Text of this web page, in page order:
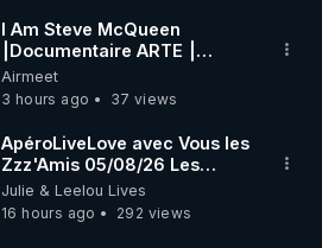
I Am Steve McQueen
⎮Documentaire ARTE ⎮
Cinema
Airmeet
3 hours ago
37 views
ApéroLiveLove avec Vous les
Zzz'Amis 05/08/26 Les
Zzz'Infos Bonheur de Leelou
Julie & Leelou Lives
16 hours ago
292 views